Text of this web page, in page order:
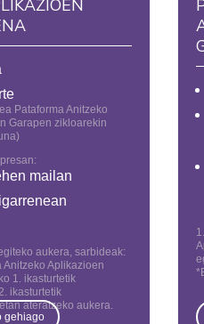
Pataforma Anitzeko
Garapen zikloarekin
mailan
aukera, sarbideak:
Anitzeko Aplikazioen
1. ikasturtetik
ikasturtetik
ateratzeko aukera.
gehiago